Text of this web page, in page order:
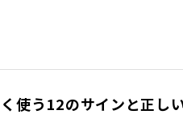
使う12のサインと正し